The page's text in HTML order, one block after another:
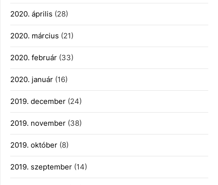
2020. április (28)
2020. március (21)
2020. február (33)
2020. január (16)
2019. december (24)
2019. november (38)
2019. október (8)
2019. szeptember (14)